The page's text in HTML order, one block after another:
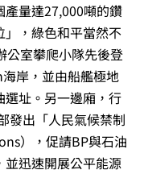
量達27,000噸的鑽
，綠色和平當然不
公室攀爬小隊先後登
岸，並由船艦極地
址。另一邊廂，行
發出「人民氣候禁制
），促請BP與石油
迅速開展公平能源